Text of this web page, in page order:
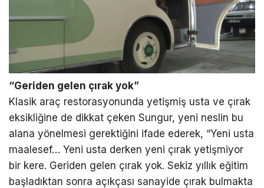
“Geriden gelen çırak yok”
Klasik araç restorasyonunda yetişmiş usta ve çırak
eksikliğine de dikkat çeken Sungur, yeni neslin bu
alana yönelmesi gerektiğini ifade ederek, “Yeni usta
maalesef… Yeni usta derken yeni çırak yetişmiyor
bir kere. Geriden gelen çırak yok. Sekiz yıllık eğitim
başladıktan sonra açıkçası sanayide çırak bulmakta